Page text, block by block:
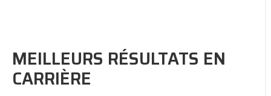
MEILLEURS RÉSULTATS EN
CARRIÈRE